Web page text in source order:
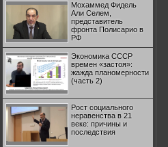
Мохаммед Фидель
Али Селем,
представитель
фронта Полисарио в
РФ
Экономика СССР
времен «застоя»:
жажда планомерности
(часть 2)
Рост социального
неравенства в 21
веке: причины и
последствия